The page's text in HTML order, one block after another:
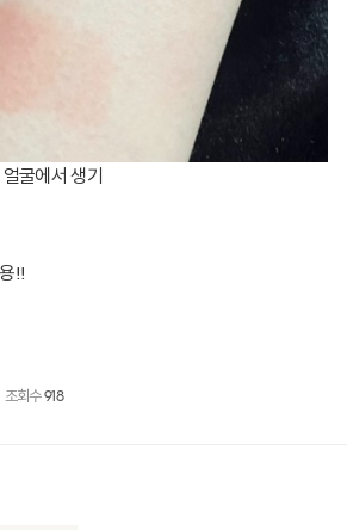
굴에서 생기
!!
조회수918